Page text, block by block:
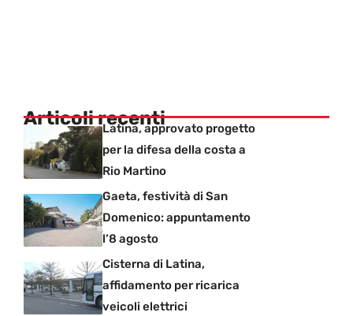
Articoli recentiLatina, approvato progetto
per la difesa della costa a
Rio Martino
Gaeta, festività di San
Domenico: appuntamento
l’8 agosto
Cisterna di Latina,
affidamento per ricarica
veicoli elettrici